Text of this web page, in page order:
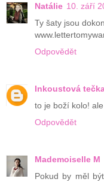
Natálie 10. září
Ty šaty jsou
Odpovědět
Inkoustová
to je boží kolo!
Odpovědět
Mademoiselle M
Pokud by měl